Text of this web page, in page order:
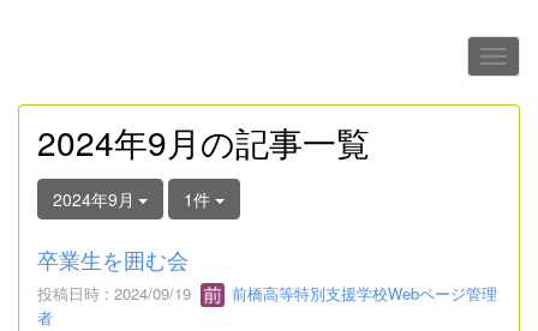
2024年9月の記事一覧
2024年9月 1件
卒業生を囲む会
投稿日時 : 2024/09/19
前橋高等特別支援学校Webページ管理
者